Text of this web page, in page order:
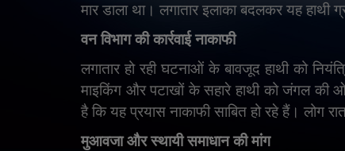
मार डाला था। लगातार इलाका बदलकर यह हाथी
वन विभाग की कार्रवाई नाकाफी
लगातार हो रही घटनाओं के बावजूद हाथी को
माइकिंग और पटाखों के सहारे हाथी को जंगल की
है कि यह प्रयास नाकाफी साबित हो रहे हैं। लोग
मुआवजा और स्थायी समाधान की मांग